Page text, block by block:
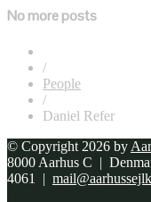
No more posts
/
People
/
Daniel Refer
© Copyright 2026 by
8000 Aarhus C |
4061 |